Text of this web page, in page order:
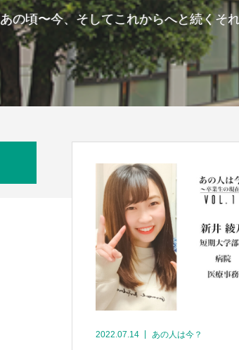
あの頃〜今、そしてこれからへと続くそ
2022.07.14 あの人は今？